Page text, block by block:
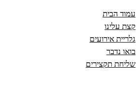
עמוד הבית
קצת עלינו
גלריית אירועים
בואו נדבר
שליחת תקצירים